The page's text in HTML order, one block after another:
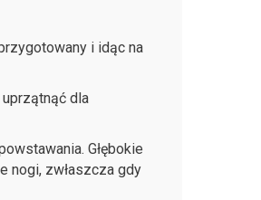
i idąc na
dla
Głębokie
nogi, zwłaszcza gdy